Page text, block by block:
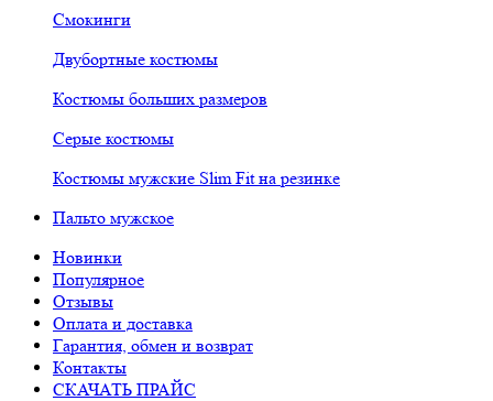
Смокинги
Двубортные костюмы
Костюмы больших размеров
Серые костюмы
Костюмы мужские Slim Fit на резинке
Пальто мужское
Новинки
Популярное
Отзывы
Оплата и доставка
Гарантия, обмен и возврат
Контакты
СКАЧАТЬ ПРАЙС